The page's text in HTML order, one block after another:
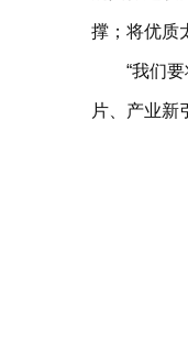
撑；将优质
“我们
片、产业新